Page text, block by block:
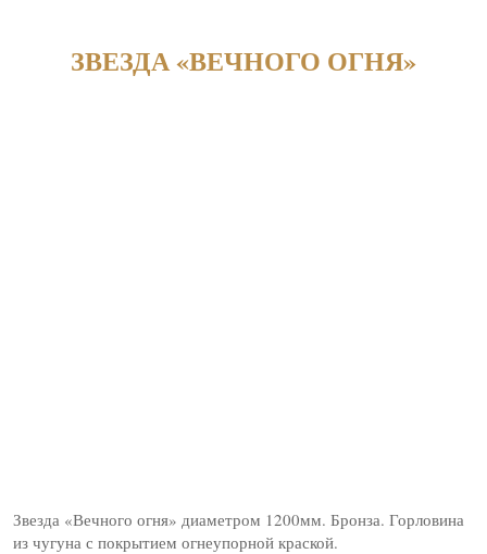
ЗВЕЗДА «ВЕЧНОГО ОГНЯ»
Звезда «Вечного огня» диаметром 1200мм. Бронза. Горловина
из чугуна с покрытием огнеупорной краской.